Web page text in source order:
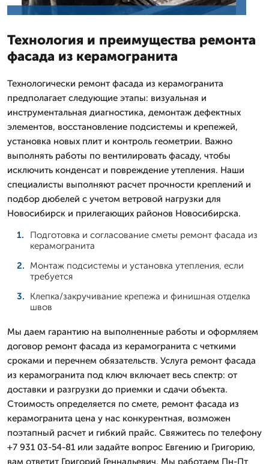
Технология и преимущества ремонта
фасада из керамогранита
Технологически ремонт фасада из керамогранита
предполагает следующие этапы: визуальная и
инструментальная диагностика, демонтаж дефектных
элементов, восстановление подсистемы и крепежей,
установка новых плит и контроль геометрии. Важно
выполнять работы по вентилировать фасаду, чтобы
исключить конденсат и повреждение утепления. Наши
специалисты выполняют расчет прочности креплений и
подбор дюбелей с учетом ветровой нагрузки для
Новосибирск и прилегающих районов Новосибирска.
Подготовка и согласование сметы ремонт фасада из
керамогранита
Монтаж подсистемы и установка утепления, если
требуется
Клепка/закручивание крепежа и финишная отделка
швов
Мы даем гарантию на выполненные работы и оформляем
договор ремонт фасада из керамогранита с четкими
сроками и перечнем обязательств. Услуга ремонт фасада
из керамогранита под ключ включает весь спектр: от
доставки и разгрузки до приемки и сдачи объекта.
Стоимость определяется по смете, ремонт фасада из
керамогранита цена у нас конкурентная, возможен
поэтапный расчет и гибкий прайс. Свяжитесь по телефону
+7 931 03-54-81 или задайте вопрос Евгению и Григорию,
вам ответит Григорий Геннадьевич. Мы работаем Пн-Пт